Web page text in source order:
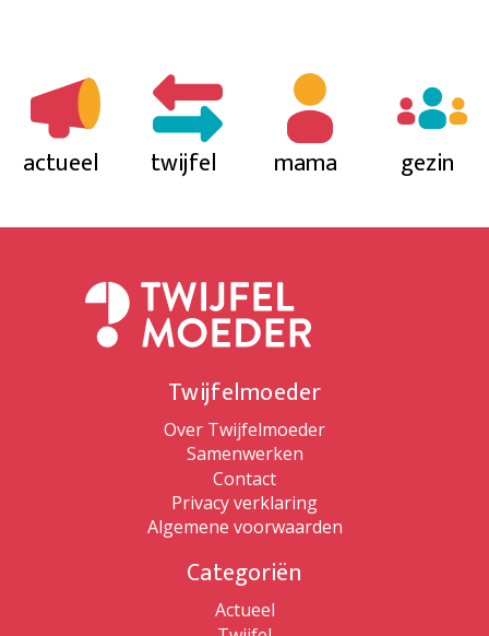
actueel twijfel mama gezin
Twijfelmoeder
Over Twijfelmoeder
Samenwerken
Contact
Privacy verklaring
Algemene voorwaarden
Categoriën
Actueel